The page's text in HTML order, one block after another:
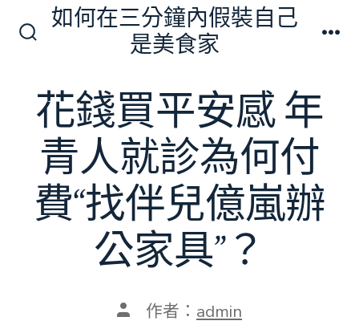
換
開
關
如何在三分鐘內假裝自己
是美食家
花錢買平安感 年
青人就診為何付
費“找伴兒億嵐辦
公家具”？
文 作者： admin